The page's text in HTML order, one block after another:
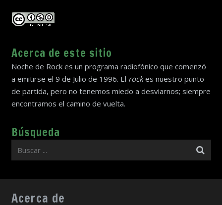
Acerca de este sitio
Noche de Rock es un programa radiofónico que comenzó
a emitirse el 9 de Julio de 1996. El rockes nuestro punto
de partida, pero no tenemos miedo a desviarnos; siempre
encontramos el camino de vuelta.
Búsqueda
Acerca de